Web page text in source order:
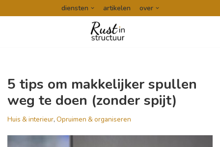
diensten artikelen over
5 tips om makkelijker spullen
weg te doen (zonder spijt)
Huis & interieur, Opruimen & organiseren